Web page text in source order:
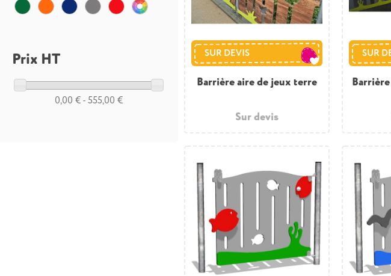
Prix HT
0,00 € - 555,00 €
SUR DEVIS
Barrière aire de jeux terre
Sur devis
SUR